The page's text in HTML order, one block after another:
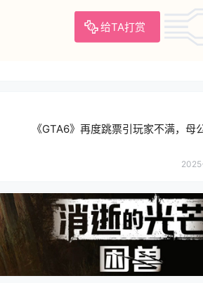
给TA打赏
《GTA6》再度跳票引玩家不满，母